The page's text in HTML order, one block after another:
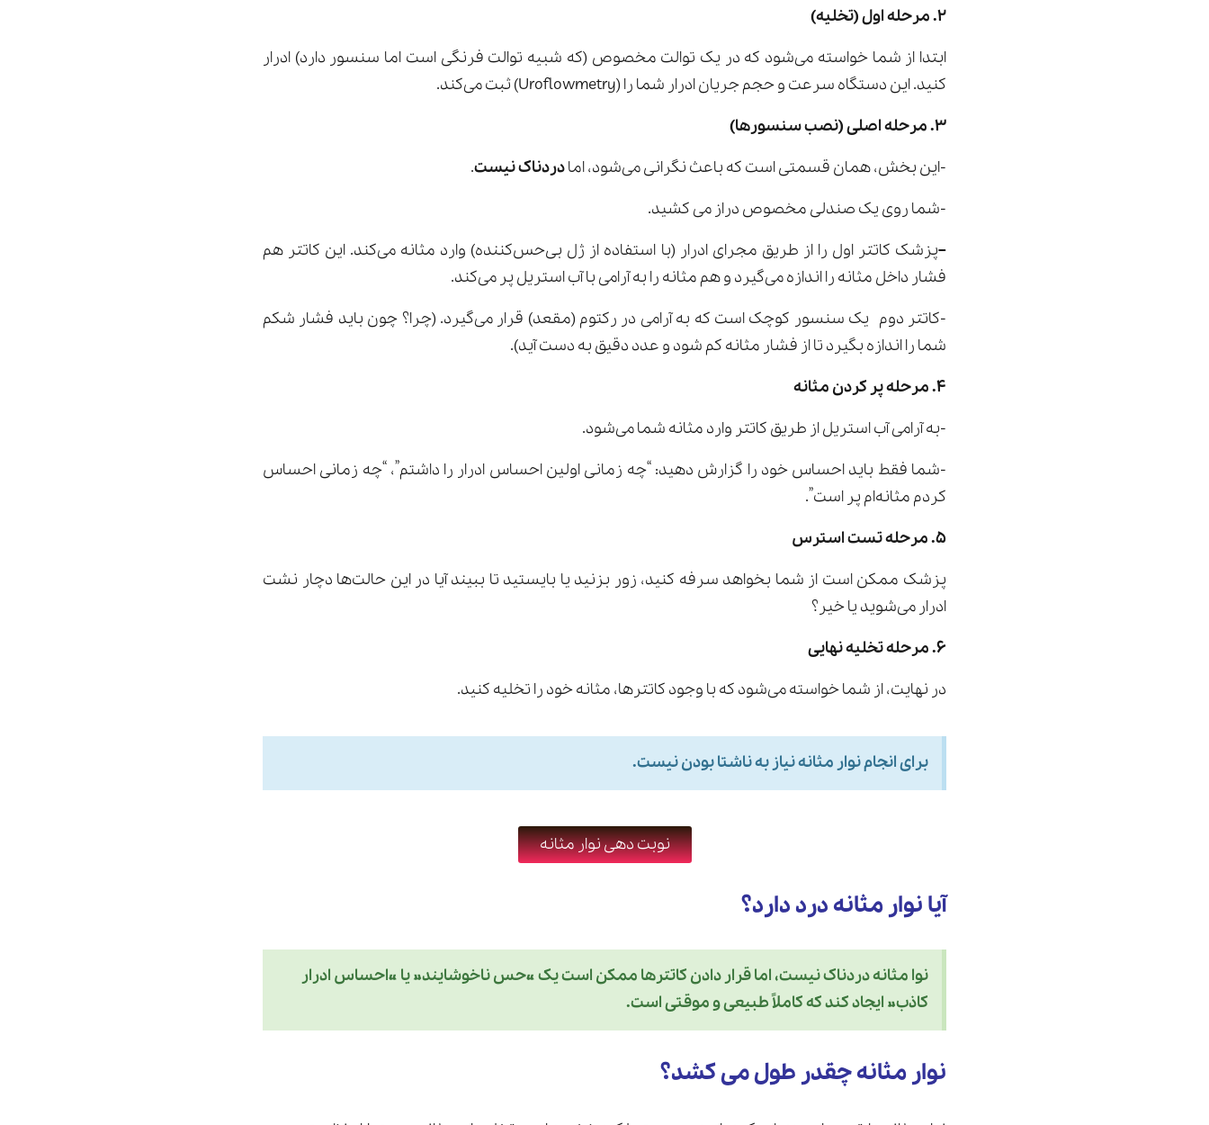
۲. مرحله اول (تخلیه)
ابتدا از شما خواسته می‌شود که در یک توالت مخصوص (که شبیه توالت فرنگی است اما سنسور دارد) ادرار
کنید. این دستگاه سرعت و حجم جریان ادرار شما را (Uroflowmetry) ثبت می‌کند.
۳. مرحله اصلی (نصب سنسورها)
-این بخش، همان قسمتی است که باعث نگرانی می‌شود، امادردناک نیست.
-شما روی یک صندلی مخصوص دراز می کشید.
–پزشک کاتتر اول را از طریق مجرای ادرار (با استفاده از ژل بی‌حس‌کننده) وارد مثانه می‌کند. این کاتتر هم
فشار داخل مثانه را اندازه می‌گیرد و هم مثانه را به آرامی با آب استریل پر می‌کند.
-کاتتر دوم یک سنسور کوچک است که به آرامی در رکتوم (مقعد) قرار می‌گیرد. (چرا؟ چون باید فشار شکم
شما را اندازه بگیرد تا از فشار مثانه کم شود و عدد دقیق به دست آید).
۴. مرحله پر کردن مثانه
-به آرامی آب استریل از طریق کاتتر وارد مثانه شما می‌شود.
-شما فقط باید احساس خود را گزارش دهید: “چه زمانی اولین احساس ادرار را داشتم”، “چه زمانی احساس
کردم مثانه‌ام پر است”.
۵. مرحله تست استرس
پزشک ممکن است از شما بخواهد سرفه کنید، زور بزنید یا بایستید تا ببیند آیا در این حالت‌ها دچار نشت
ادرار می‌شوید یا خیر؟
۶. مرحله تخلیه نهایی
در نهایت، از شما خواسته می‌شود که با وجود کاتترها، مثانه خود را تخلیه کنید.
برای انجام نوار مثانه نیاز به ناشتا بودن نیست.
نوبت دهی نوار مثانه
آیا نوار مثانه درد دارد؟
نوا مثانه دردناک نیست، اما قرار دادن کاتترها ممکن است یک «حس ناخوشایند» یا «احساس ادرار
کاذب» ایجاد کند که کاملاً طبیعی و موقتی است.
نوار مثانه چقدر طول می کشد؟